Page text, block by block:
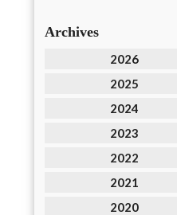
Archives
2026
2025
2024
2023
2022
2021
2020